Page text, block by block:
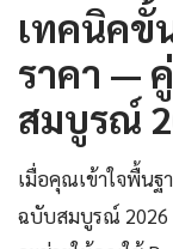
เทคนิคขั้
ราคา —
สมบูรณ์
เมื่อคุณเข้าใจพื้นฐ
ฉบับสมบูรณ์ 2026